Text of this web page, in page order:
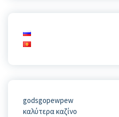
godsgopewpew
καλύτερα καζίνο